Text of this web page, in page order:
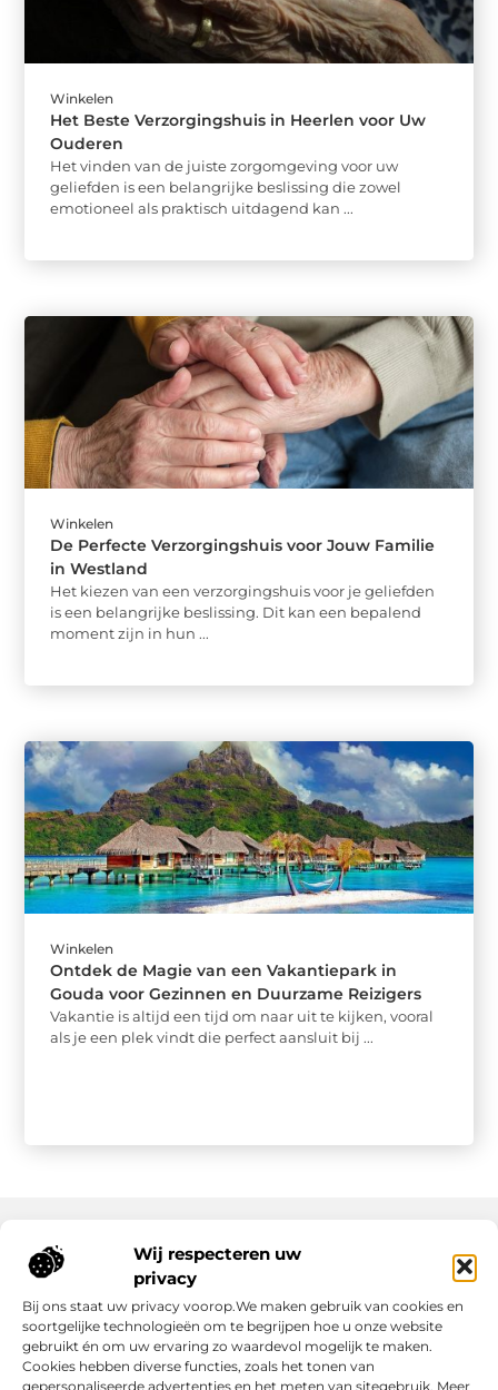
Wij respecteren uw
privacy
Bij ons staat uw privacy voorop.We maken gebruik van cookies en
soortgelijke technologieën om te begrijpen hoe u onze website
gebruikt én om uw ervaring zo waardevol mogelijk te maken.
Cookies hebben diverse functies, zoals het tonen van
gepersonaliseerde advertenties en het meten van sitegebruik. Meer
Winkelen
Het Beste Verzorgingshuis in Heerlen voor Uw
Ouderen
Het vinden van de juiste zorgomgeving voor uw
geliefden is een belangrijke beslissing die zowel
emotioneel als praktisch uitdagend kan ...
Winkelen
De Perfecte Verzorgingshuis voor Jouw Familie
in Westland
Het kiezen van een verzorgingshuis voor je geliefden
is een belangrijke beslissing. Dit kan een bepalend
moment zijn in hun ...
Winkelen
Ontdek de Magie van een Vakantiepark in
Gouda voor Gezinnen en Duurzame Reizigers
Vakantie is altijd een tijd om naar uit te kijken, vooral
als je een plek vindt die perfect aansluit bij ...
Onze informatie